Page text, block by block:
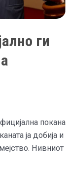
ги
покана
ја добија и
Нивниот